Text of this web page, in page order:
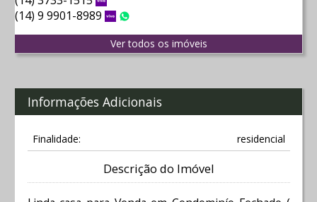
(14) 9 9901-8989 Vivo
Ver todos os imóveis
Informações Adicionais
Finalidade: residencial
Descrição do Imóvel